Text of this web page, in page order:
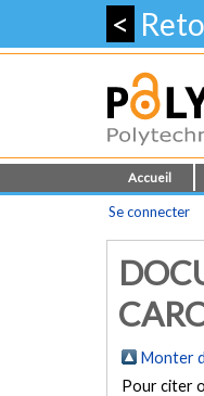
<
Accueil
Se connecter
Monter
Pour citer